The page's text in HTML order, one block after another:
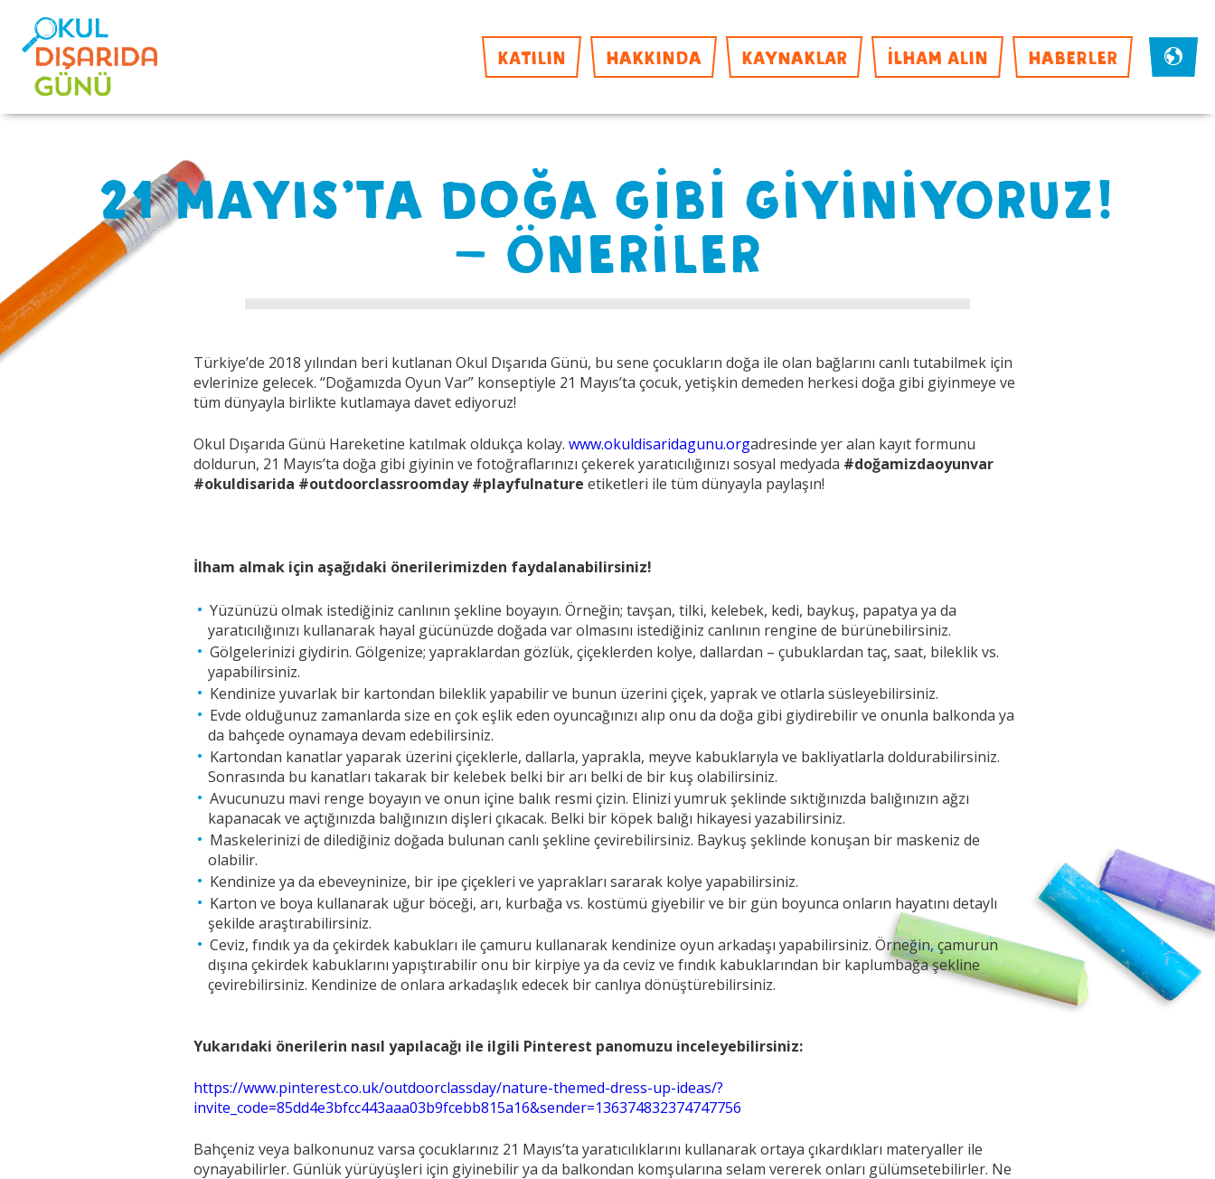
KATILIN HAKKINDA KAYNAKLAR İLHAM ALIN HABERLER
21 MAYIS’TA DOĞA GİBİ GİYİNİYORUZ!
– ÖNERİLER
Türkiye’de 2018 yılından beri kutlanan Okul Dışarıda Günü, bu sene çocukların doğa ile olan bağlarını canlı tutabilmek için
evlerinize gelecek. “Doğamızda Oyun Var” konseptiyle 21 Mayıs’ta çocuk, yetişkin demeden herkesi doğa gibi giyinmeye ve
tüm dünyayla birlikte kutlamaya davet ediyoruz!
Okul Dışarıda Günü Hareketine katılmak oldukça kolay. www.okuldisaridagunu.orgadresinde yer alan kayıt formunu
doldurun, 21 Mayıs’ta doğa gibi giyinin ve fotoğraflarınızı çekerek yaratıcılığınızı sosyal medyada #doğamizdaoyunvar
#okuldisarida #outdoorclassroomday #playfulnature etiketleri ile tüm dünyayla paylaşın!
İlham almak için aşağıdaki önerilerimizden faydalanabilirsiniz!
Yüzünüzü olmak istediğiniz canlının şekline boyayın. Örneğin; tavşan, tilki, kelebek, kedi, baykuş, papatya ya da
yaratıcılığınızı kullanarak hayal gücünüzde doğada var olmasını istediğiniz canlının rengine de bürünebilirsiniz.
Gölgelerinizi giydirin. Gölgenize; yapraklardan gözlük, çiçeklerden kolye, dallardan – çubuklardan taç, saat, bileklik vs.
yapabilirsiniz.
Kendinize yuvarlak bir kartondan bileklik yapabilir ve bunun üzerini çiçek, yaprak ve otlarla süsleyebilirsiniz.
Evde olduğunuz zamanlarda size en çok eşlik eden oyuncağınızı alıp onu da doğa gibi giydirebilir ve onunla balkonda ya
da bahçede oynamaya devam edebilirsiniz.
Kartondan kanatlar yaparak üzerini çiçeklerle, dallarla, yaprakla, meyve kabuklarıyla ve bakliyatlarla doldurabilirsiniz.
Sonrasında bu kanatları takarak bir kelebek belki bir arı belki de bir kuş olabilirsiniz.
Avucunuzu mavi renge boyayın ve onun içine balık resmi çizin. Elinizi yumruk şeklinde sıktığınızda balığınızın ağzı
kapanacak ve açtığınızda balığınızın dişleri çıkacak. Belki bir köpek balığı hikayesi yazabilirsiniz.
Maskelerinizi de dilediğiniz doğada bulunan canlı şekline çevirebilirsiniz. Baykuş şeklinde konuşan bir maskeniz de
olabilir.
Kendinize ya da ebeveyninize, bir ipe çiçekleri ve yaprakları sararak kolye yapabilirsiniz.
Karton ve boya kullanarak uğur böceği, arı, kurbağa vs. kostümü giyebilir ve bir gün boyunca onların hayatını detaylı
şekilde araştırabilirsiniz.
Ceviz, fındık ya da çekirdek kabukları ile çamuru kullanarak kendinize oyun arkadaşı yapabilirsiniz. Örneğin, çamurun
dışına çekirdek kabuklarını yapıştırabilir onu bir kirpiye ya da ceviz ve fındık kabuklarından bir kaplumbağa şekline
çevirebilirsiniz. Kendinize de onlara arkadaşlık edecek bir canlıya dönüştürebilirsiniz.
Yukarıdaki önerilerin nasıl yapılacağı ile ilgili Pinterest panomuzu inceleyebilirsiniz:
https://www.pinterest.co.uk/outdoorclassday/nature-themed-dress-up-ideas/?
invite_code=85dd4e3bfcc443aaa03b9fcebb815a16&sender=136374832374747756
Bahçeniz veya balkonunuz varsa çocuklarınız 21 Mayıs’ta yaratıcılıklarını kullanarak ortaya çıkardıkları materyaller ile
oynayabilirler. Günlük yürüyüşleri için giyinebilir ya da balkondan komşularına selam vererek onları gülümsetebilirler. Ne